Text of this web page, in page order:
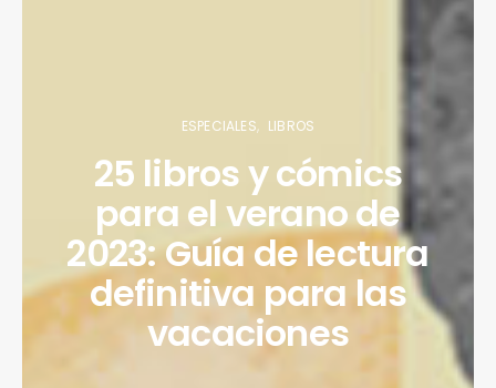
ESPECIALES LIBROS
25 libros y cómics
para el verano de
2023: Guía de lectura
definitiva para las
vacaciones